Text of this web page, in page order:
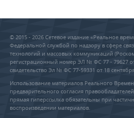
© 2015 - 2026 Сетевое издание «Реальное
Федеральной службой по надзору в сфере
технологий и массовых коммуникаций
регистрационный номер ЭЛ № ФС 77 - 79627
свидетельство Эл № ФС 77-59331 от 18
Использование материалов Реального
предварительного согласия
прямая гиперссылка обязательны при
воспроизведении материалов.